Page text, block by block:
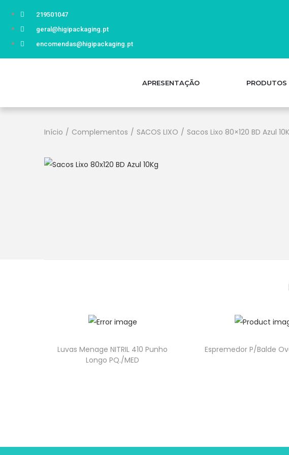
219501047
geral@higipackaging.pt
encomendas@higipackaging.pt
APRESENTAÇÃO PRODUTOS
Início / Complementos / SACOS LIXO / Sacos Lixo 80×120 BD Azul
Luvas Menage NITRIL 410 Punho
Longo PQ./MED
Espremedor P/Balde